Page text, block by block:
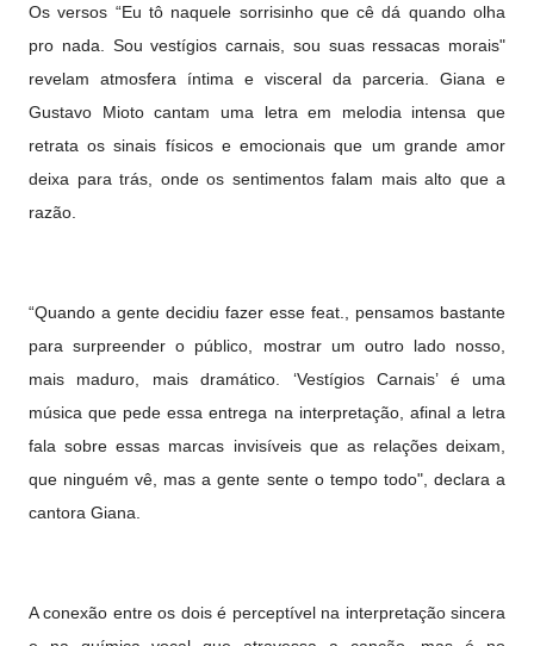
Os versos “Eu tô naquele sorrisinho que cê dá quando olha
pro nada. Sou vestígios carnais, sou suas ressacas morais"
revelam atmosfera íntima e visceral da parceria. Giana e
Gustavo Mioto cantam uma letra em melodia intensa que
retrata os sinais físicos e emocionais que um grande amor
deixa para trás, onde os sentimentos falam mais alto que a
razão.
“Quando a gente decidiu fazer esse feat., pensamos bastante
para surpreender o público, mostrar um outro lado nosso,
mais maduro, mais dramático. ‘Vestígios Carnais’ é uma
música que pede essa entrega na interpretação, afinal a letra
fala sobre essas marcas invisíveis que as relações deixam,
que ninguém vê, mas a gente sente o tempo todo", declara a
cantora Giana.
A conexão entre os dois é perceptível na interpretação sincera